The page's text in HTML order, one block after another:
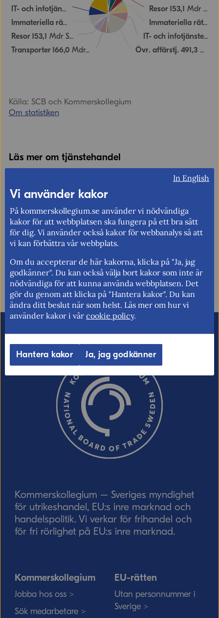
Resor 153,1 Mdr SEK
Immateriella rättigheter
IT- och infotjänster
Övr. affärstj. 491,3Mdr SEK
Transporter 166,0Mdr SEK
Resor 153,1 Mdr SEK
Immateriella rättigheter 226,9 Mdr SEK
IT- och infotjänster 225,6Mdr SEK
Källa: SCB och Kommerskollegium
Om statistiken
Läs mer om tjänstehandel
Tjänstehandel – en ökande del av internationell handel
Berätta gärna vad vi kan göra för att
förbättra den här sidan.
Ordverifiering Uppdatera captcha
Uppdaterad: 2023-10-26
Kommerskollegium – Sveriges myndighet
för utrikeshandel, EU:s inre marknad och
handelspolitik. Vi verkar för frihandel och
för fri rörlighet på EU:s inre marknad.
Kommerskollegium
Jobba hos oss >
Sök medarbetare >
EU-rätten
Utan personnummer i
Sverige >
In English
Vi använder kakor
På kommerskollegium.se använder vi nödvändiga
kakor för att webbplatsen ska fungera på ett bra sätt
för dig. Vi använder också kakor för webbanalys så att
vi kan förbättra vår webbplats.
Om du accepterar de här kakorna, klicka på "Ja, jag
godkänner". Du kan också välja bort kakor som inte är
nödvändiga för att kunna använda webbplatsen. Det
gör du genom att klicka på "Hantera kakor". Du kan
ändra ditt beslut när som helst. Läs mer om hur vi
använder kakor i vår cookie policy.
Hantera kakor Ja, jag godkänner